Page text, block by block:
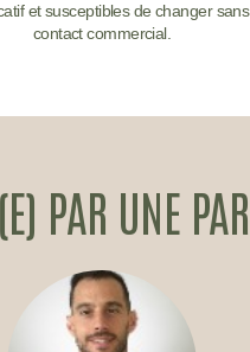
et susceptibles de changer
contact commercial.
PAR UNE